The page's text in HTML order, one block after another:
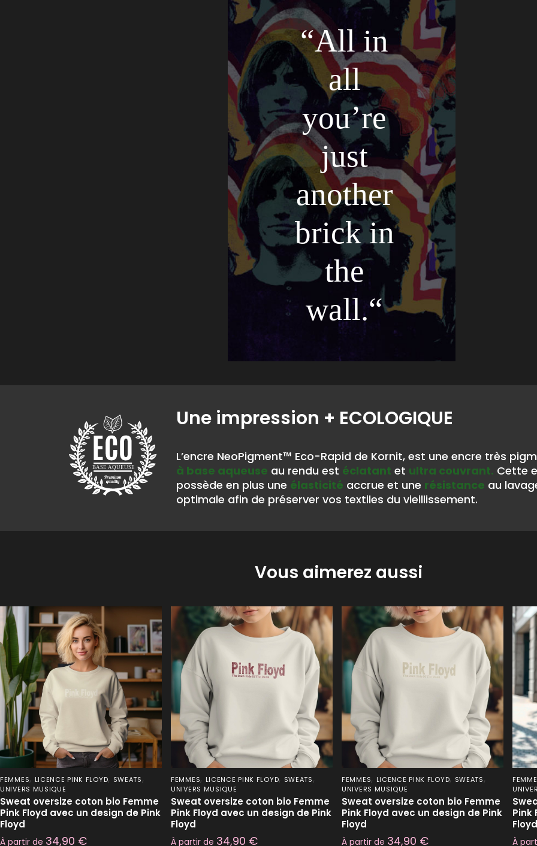
“All in
all
you’re
just
another
brick in
the
wall.“
BASE AQUEUSE
Une impression + ECOLOGIQUE
L’encre NeoPigment™ Eco-Rapid de Kornit, est une encre très
à base aqueuse au rendu est éclatant et ultra couvrant. Cette
possède en plus une élasticité accrue et une résistance au
optimale afin de préserver vos textiles du vieillissement.
Vous aimerez aussi
FEMMES, LICENCE PINK FLOYD, SWEATS,
UNIVERS MUSIQUE
Sweat oversize coton bio Femme
Pink Floyd avec un design de Pink
Floyd
À partir de 34,90 €
FEMMES, LICENCE PINK FLOYD, SWEATS,
UNIVERS MUSIQUE
Sweat oversize coton bio Femme
Pink Floyd avec un design de Pink
Floyd
À partir de 34,90 €
FEMMES, LICENCE PINK FLOYD, SWEATS,
UNIVERS MUSIQUE
Sweat oversize coton bio Femme
Pink Floyd avec un design de Pink
Floyd
À partir de 34,90 €
Pink
Floyd
À